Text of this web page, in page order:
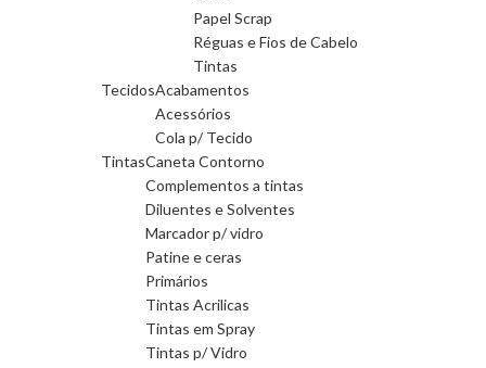
Papel Scrap
Réguas e Fios de Cabelo
Tintas
TecidosAcabamentos
Acessórios
Cola p/ Tecido
TintasCaneta Contorno
Complementos a tintas
Diluentes e Solventes
Marcador p/ vidro
Patine e ceras
Primários
Tintas Acrilicas
Tintas em Spray
Tintas p/ Vidro